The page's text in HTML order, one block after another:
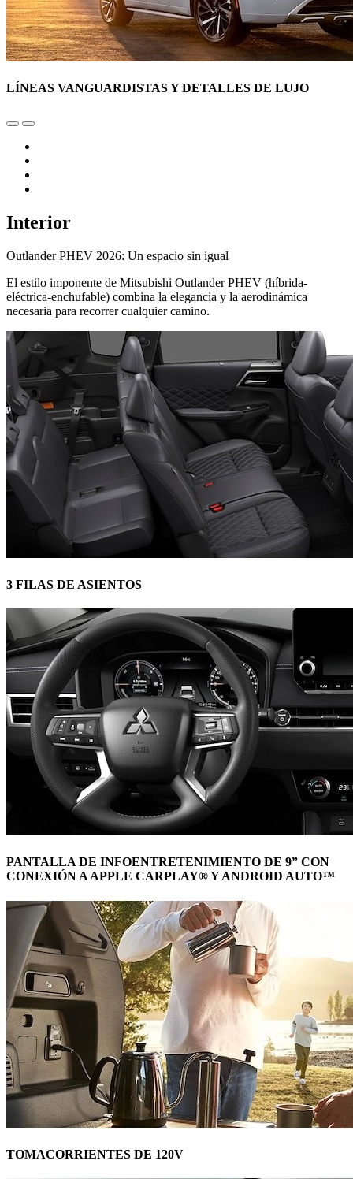
LÍNEAS VANGUARDISTAS Y DETALLES DE LUJO
Interior
Outlander PHEV 2026: Un espacio sin igual
El estilo imponente de Mitsubishi Outlander PHEV (híbrida-
eléctrica-enchufable) combina la elegancia y la aerodinámica
necesaria para recorrer cualquier camino.
3 FILAS DE ASIENTOS
PANTALLA DE INFOENTRETENIMIENTO DE 9” CON
CONEXIÓN A APPLE CARPLAY® Y ANDROID AUTO™
TOMACORRIENTES DE 120V